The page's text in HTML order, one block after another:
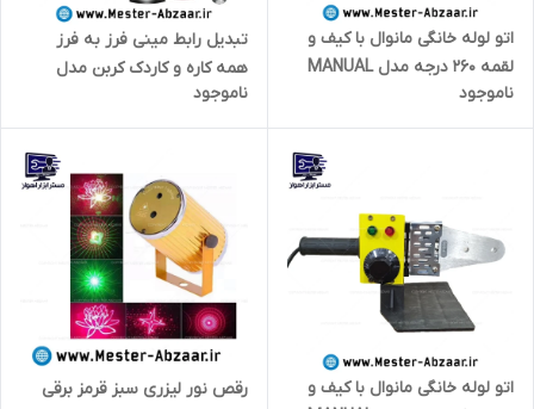
اتو لوله خانگی مانوال با کیف و
لقمه 260 درجه مدل MANUAL
2710
ناموجود
تبدیل رابط مینی فرز به فرز
همه کاره و کاردک کربن مدل
KARDACK carbon
ناموجود
اتو لوله خانگی مانوال با کیف و
رقص نور لیزری سبز قرمز برقی